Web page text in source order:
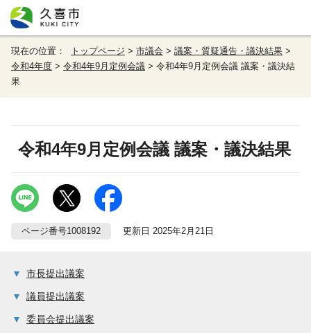
現在の位置： トップページ > 市議会 > 議案・質疑通告・議決結果 >
令和4年度 > 令和4年9月定例会議 > 令和4年9月定例会議 議案・議決結
果
令和4年9月定例会議 議案・議決結果
ページ番号1008192 更新日 2025年2月21日
市長提出議案
議員提出議案
委員会提出議案